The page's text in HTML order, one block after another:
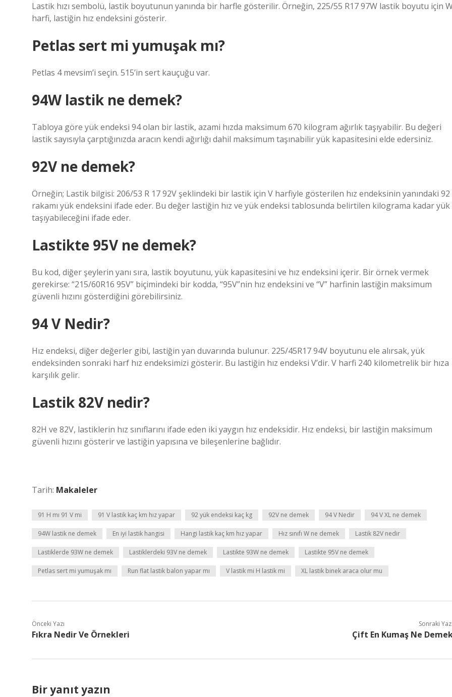
Lastik hızı sembolü, lastik boyutunun yanında bir harfle gösterilir. Örneğin, 225/55 R17 97W lastik boyutu için
harfi, lastiğin hız endeksini gösterir.
Petlas sert mi yumuşak mı?
Petlas 4 mevsim’i seçin. 515’in sert kauçuğu var.
94W lastik ne demek?
Tabloya göre yük endeksi 94 olan bir lastik, azami hızda maksimum 670 kilogram ağırlık taşıyabilir. Bu değeri
lastik sayısıyla çarptığınızda aracın kendi ağırlığı dahil maksimum taşınabilir yük kapasitesini elde edersiniz.
92V ne demek?
Örneğin; Lastik bilgisi: 206/53 R 17 92V şeklindeki bir lastik için V harfiyle gösterilen hız endeksinin yanındaki 92
rakamı yük endeksini ifade eder. Bu değer lastiğin hız ve yük endeksi tablosunda belirtilen kilograma kadar yük
taşıyabileceğini ifade eder.
Lastikte 95V ne demek?
Bu kod, diğer şeylerin yanı sıra, lastik boyutunu, yük kapasitesini ve hız endeksini içerir. Bir örnek vermek
gerekirse: “215/60R16 95V” biçimindeki bir kodda, “95V”nin hız endeksini ve “V” harfinin lastiğin maksimum
güvenli hızını gösterdiğini görebilirsiniz.
94 V Nedir?
Hız endeksi, diğer değerler gibi, lastiğin yan duvarında bulunur. 225/45R17 94V boyutunu ele alırsak, yük
endeksinden sonraki harf hız endeksimizi gösterir. Bu lastiğin hız endeksi V’dir. V harfi 240 kilometrelik bir hıza
karşılık gelir.
Lastik 82V nedir?
82H ve 82V, lastiklerin hız sınıflarını ifade eden iki yaygın hız endeksidir. Hız endeksi, bir lastiğin maksimum
güvenli hızını gösterir ve lastiğin yapısına ve bileşenlerine bağlıdır.
Tarih: Makaleler
91 H mı 91 V mi 91 V lastik kaç km hız yapar 92 yük endeksi kaç kg 92V ne demek 94 V Nedir 94 V XL ne demek
94W lastik ne demek En iyi lastik hangisi Hangi lastik kaç km hız yapar Hız sınıfı W ne demek Lastik 82V nedir
Lastiklerde 93W ne demek Lastiklerdeki 93V ne demek Lastikte 93W ne demek Lastikte 95V ne demek
Petlas sert mi yumuşak mı Run flat lastik balon yapar mı V lastik mi H lastik mi XL lastik binek araca olur mu
Önceki Yazı
Fıkra Nedir Ve Örnekleri
Sonraki
Çift En Kumaş Ne
Bir yanıt yazın